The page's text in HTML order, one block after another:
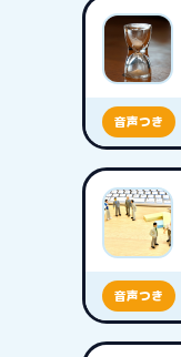
音声つき
音声つき